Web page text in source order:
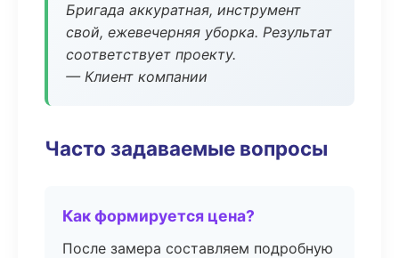
Бригада аккуратная, инструмент
свой, ежевечерняя уборка. Результат
соответствует проекту.
— Клиент компании
Часто задаваемые вопросы
Как формируется цена?
После замера составляем подробную